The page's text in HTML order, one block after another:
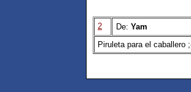
2 De: Yam
Piruleta para el caballero